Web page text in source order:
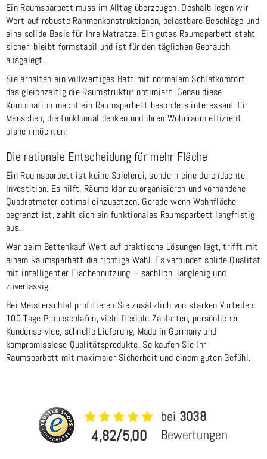
Ein Raumsparbett muss im Alltag überzeugen. Deshalb legen wir
Wert auf robuste Rahmenkonstruktionen, belastbare Beschläge und
eine solide Basis für Ihre Matratze. Ein gutes Raumsparbett steht
sicher, bleibt formstabil und ist für den täglichen Gebrauch
ausgelegt.
Sie erhalten ein vollwertiges Bett mit normalem Schlafkomfort,
das gleichzeitig die Raumstruktur optimiert. Genau diese
Kombination macht ein Raumsparbett besonders interessant für
Menschen, die funktional denken und ihren Wohnraum effizient
planen möchten.
Die rationale Entscheidung für mehr Fläche
Ein Raumsparbett ist keine Spielerei, sondern eine durchdachte
Investition. Es hilft, Räume klar zu organisieren und vorhandene
Quadratmeter optimal einzusetzen. Gerade wenn Wohnfläche
begrenzt ist, zahlt sich ein funktionales Raumsparbett langfristig
aus.
Wer beim Bettenkauf Wert auf praktische Lösungen legt, trifft mit
einem Raumsparbett die richtige Wahl. Es verbindet solide Qualität
mit intelligenter Flächennutzung – sachlich, langlebig und
zuverlässig.
Bei Meisterschlaf profitieren Sie zusätzlich von starken Vorteilen:
100 Tage Probeschlafen, viele flexible Zahlarten, persönlicher
Kundenservice, schnelle Lieferung, Made in Germany und
kompromisslose Qualitätsprodukte. So kaufen Sie Ihr
Raumsparbett mit maximaler Sicherheit und einem guten Gefühl.
4,82/5,00
bei 3038
Bewertungen